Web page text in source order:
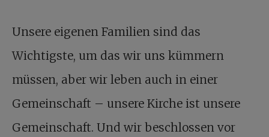
Unsere eigenen Familien sind das
Wichtigste, um das wir uns kümmern
müssen, aber wir leben auch in einer
Gemeinschaft – unsere Kirche ist unsere
Gemeinschaft. Und wir beschlossen vor